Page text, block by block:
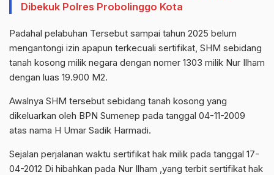
Dibekuk Polres Probolinggo Kota
Padahal pelabuhan Tersebut sampai tahun 2025 belum
mengantongi izin apapun terkecuali sertifikat, SHM sebidang
tanah kosong milik negara dengan nomer 1303 milik Nur Ilham
dengan luas 19.900 M2.
Awalnya SHM tersebut sebidang tanah kosong yang
dikeluarkan oleh BPN Sumenep pada tanggal 04-11-2009
atas nama H Umar Sadik Harmadi.
Sejalan perjalanan waktu sertifikat hak milik pada tanggal 17-
04-2012 Di hibahkan pada Nur Ilham ,yang terbit sertifikat hak